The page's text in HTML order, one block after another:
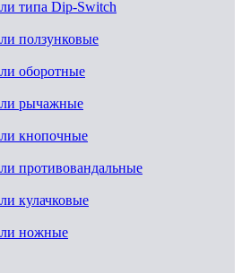
типа Dip-Switch
ползунковые
оборотные
рычажные
кнопочные
противовандальные
кулачковые
ножные